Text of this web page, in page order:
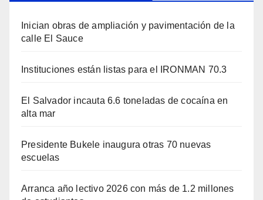
Inician obras de ampliación y pavimentación de la
calle El Sauce
Instituciones están listas para el IRONMAN 70.3
El Salvador incauta 6.6 toneladas de cocaína en
alta mar
Presidente Bukele inaugura otras 70 nuevas
escuelas
Arranca año lectivo 2026 con más de 1.2 millones